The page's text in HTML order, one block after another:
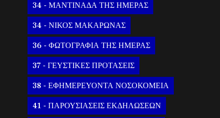
34 - ΜΑΝΤΙΝΑΔΑ ΤΗΣ ΗΜΕΡΑΣ
34 - ΝΙΚΟΣ ΜΑΚΑΡΩΝΑΣ
36 - ΦΩΤΟΓΡΑΦΙΑ ΤΗΣ ΗΜΕΡΑΣ
37 - ΓΕΥΣΤΙΚΕΣ ΠΡΟΤΑΣΕΙΣ
38 - ΕΦΗΜΕΡΕΥΟΝΤΑ ΝΟΣΟΚΟΜΕΙΑ
41 - ΠΑΡΟΥΣΙΑΣΕΙΣ ΕΚΔΗΛΩΣΕΩΝ